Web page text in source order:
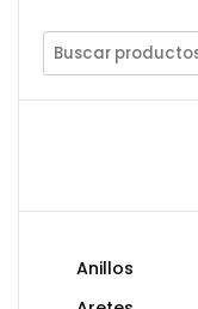
Anillos